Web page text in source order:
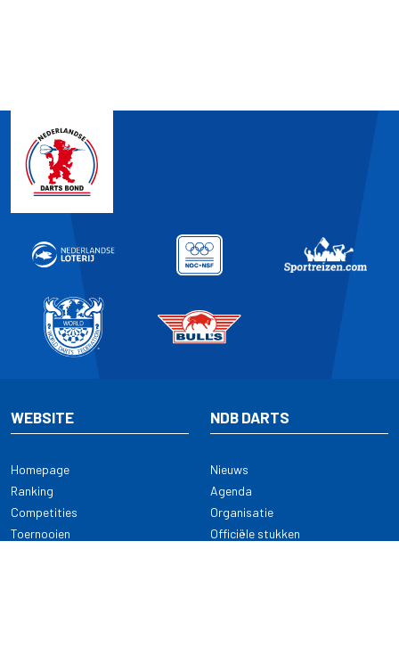
WEBSITE
Homepage
Ranking
Competities
Toernooien
NDB DARTS
Nieuws
Agenda
Organisatie
Officiële stukken